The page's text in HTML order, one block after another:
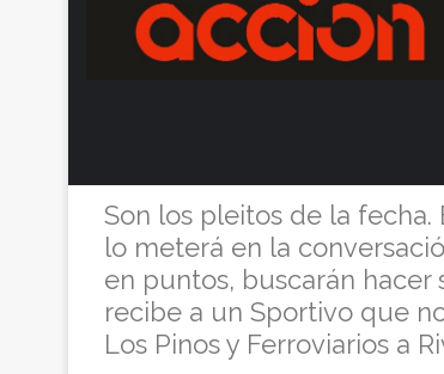
Patos
Son los pleitos de la fecha.
lo meterá en la
en puntos, buscarán hacer
recibe a un Sportivo que
Los Pinos y Ferroviarios a